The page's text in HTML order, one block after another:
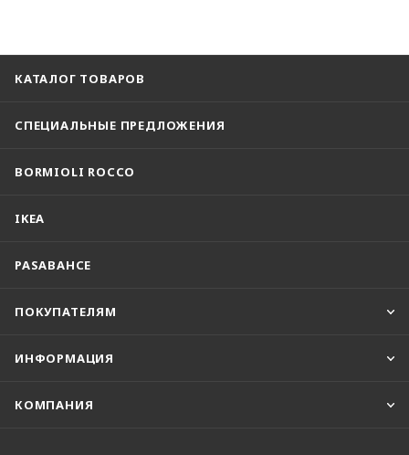
КАТАЛОГ ТОВАРОВ
СПЕЦИАЛЬНЫЕ ПРЕДЛОЖЕНИЯ
BORMIOLI ROCCO
IKEA
PASABAHCE
ПОКУПАТЕЛЯМ
ИНФОРМАЦИЯ
КОМПАНИЯ